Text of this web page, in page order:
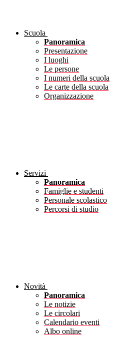
Scuola
Panoramica
Presentazione
I luoghi
Le persone
I numeri della scuola
Le carte della scuola
Organizzazione
Servizi
Panoramica
Famiglie e studenti
Personale scolastico
Percorsi di studio
Novità
Panoramica
Le notizie
Le circolari
Calendario eventi
Albo online